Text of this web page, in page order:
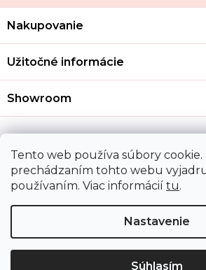
Tento web používa súbory cookie.
prechádzaním tohto webu
používaním. Viac informácií tu.
Nastavenie
Súhlasím
Z
p
t
Nakupovanie
Užitočné informácie
Showroom
Kontakt
Upraviť nastavenie